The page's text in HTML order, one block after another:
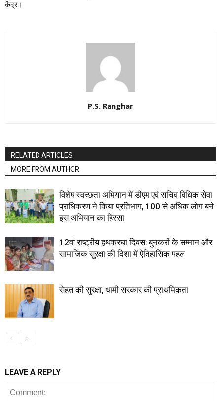
केंद्र।
P.S. Ranghar
RELATED ARTICLES
MORE FROM AUTHOR
विशेष स्वच्छता अभियान में डीएम एवं सचिव विधिक सेवा
प्राधिकरण ने किया प्रतिभाग, 100 से अधिक लोग बने
इस अभियान का हिस्सा
12वां राष्ट्रीय हथकरघा दिवस: बुनकरों के सम्मान और
सामाजिक सुरक्षा की दिशा में ऐतिहासिक पहल
सेहत की सुरक्षा, धामी सरकार की प्राथमिकता
LEAVE A REPLY